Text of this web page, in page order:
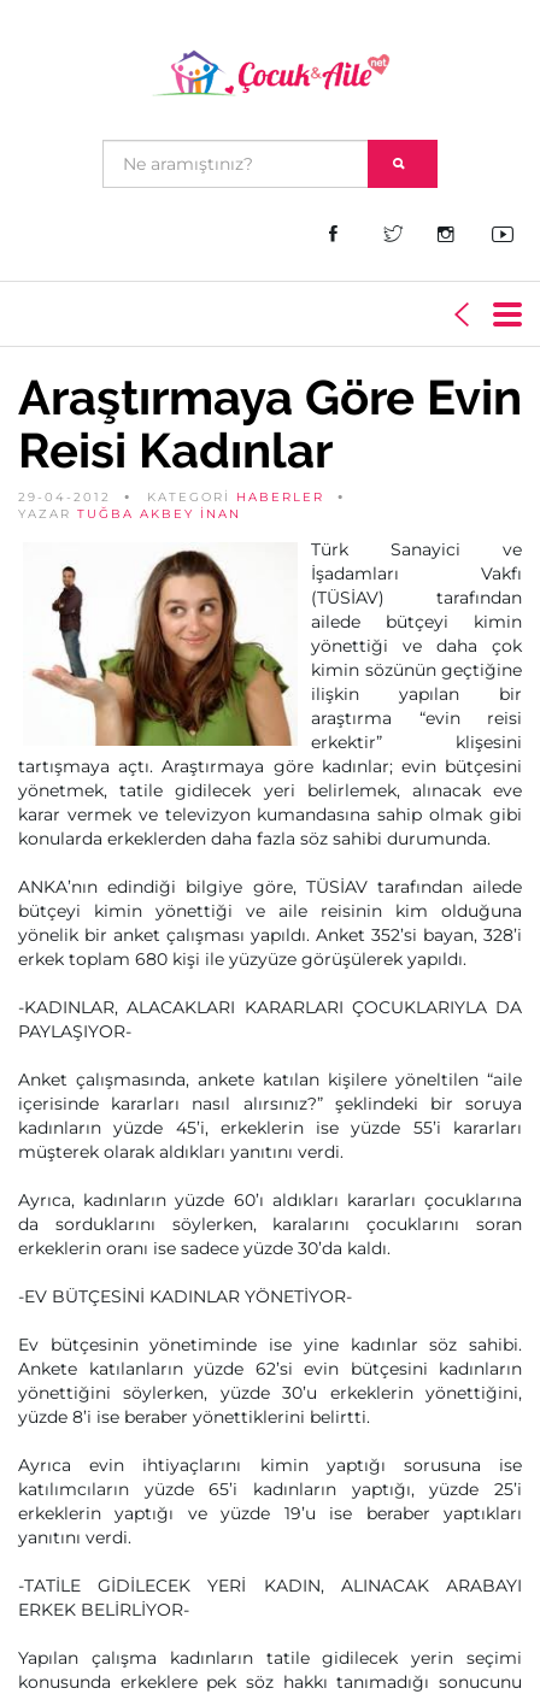
Araştırmaya Göre Evin
Reisi Kadınlar
29-04-2012 KATEGORİ HABERLER
YAZAR TUĞBA AKBEY İNAN
Türk Sanayici ve
İşadamları Vakfı
(TÜSİAV) tarafından
ailede bütçeyi kimin
yönettiği ve daha çok
kimin sözünün geçtiğine
ilişkin yapılan bir
araştırma “evin reisi
erkektir” klişesini
tartışmaya açtı. Araştırmaya göre kadınlar; evin bütçesini
yönetmek, tatile gidilecek yeri belirlemek, alınacak eve
karar vermek ve televizyon kumandasına sahip olmak gibi
konularda erkeklerden daha fazla söz sahibi durumunda.
ANKA’nın edindiği bilgiye göre, TÜSİAV tarafından ailede
bütçeyi kimin yönettiği ve aile reisinin kim olduğuna
yönelik bir anket çalışması yapıldı. Anket 352’si bayan, 328’i
erkek toplam 680 kişi ile yüzyüze görüşülerek yapıldı.
-KADINLAR, ALACAKLARI KARARLARI ÇOCUKLARIYLA DA
PAYLAŞIYOR-
Anket çalışmasında, ankete katılan kişilere yöneltilen “aile
içerisinde kararları nasıl alırsınız?” şeklindeki bir soruya
kadınların yüzde 45’i, erkeklerin ise yüzde 55’i kararları
müşterek olarak aldıkları yanıtını verdi.
Ayrıca, kadınların yüzde 60’ı aldıkları kararları çocuklarına
da sorduklarını söylerken, karalarını çocuklarını soran
erkeklerin oranı ise sadece yüzde 30’da kaldı.
-EV BÜTÇESİNİ KADINLAR YÖNETİYOR-
Ev bütçesinin yönetiminde ise yine kadınlar söz sahibi.
Ankete katılanların yüzde 62’si evin bütçesini kadınların
yönettiğini söylerken, yüzde 30’u erkeklerin yönettiğini,
yüzde 8’i ise beraber yönettiklerini belirtti.
Ayrıca evin ihtiyaçlarını kimin yaptığı sorusuna ise
katılımcıların yüzde 65’i kadınların yaptığı, yüzde 25’i
erkeklerin yaptığı ve yüzde 19’u ise beraber yaptıkları
yanıtını verdi.
-TATİLE GİDİLECEK YERİ KADIN, ALINACAK ARABAYI
ERKEK BELİRLİYOR-
Yapılan çalışma kadınların tatile gidilecek yerin seçimi
konusunda erkeklere pek söz hakkı tanımadığı sonucunu